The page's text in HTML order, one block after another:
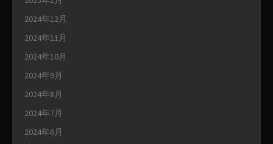
2024年12月
2024年11月
2024年10月
2024年9月
2024年8月
2024年7月
2024年6月